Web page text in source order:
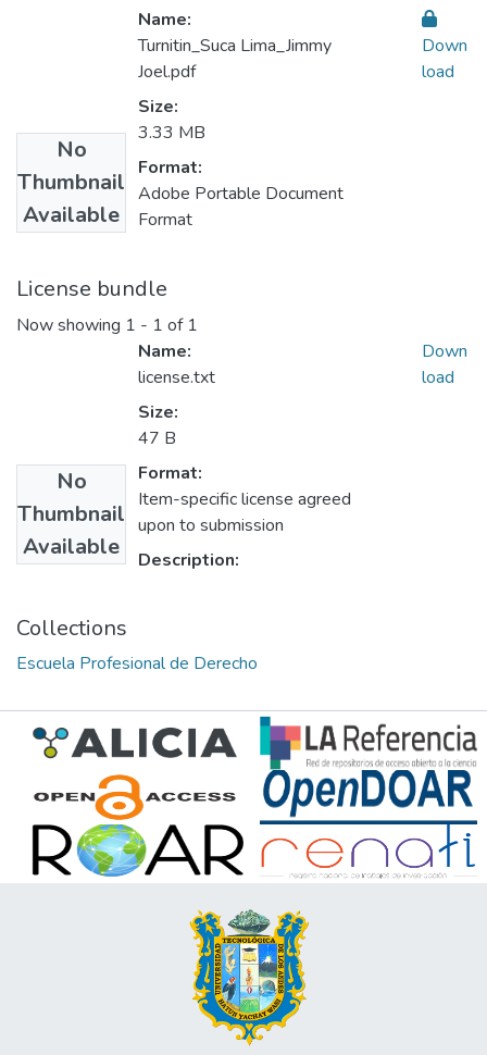
No
Thumbnail
Available
Name:
Turnitin_Suca Lima_Jimmy
Joel.pdf
Size:
3.33 MB
Format:
Adobe Portable Document
Format
Down
load
License bundle
Now showing 1 - 1 of 1
No
Thumbnail
Available
Name:
license.txt
Size:
47 B
Format:
Item-specific license agreed
upon to submission
Description:
Down
load
Collections
Escuela Profesional de Derecho